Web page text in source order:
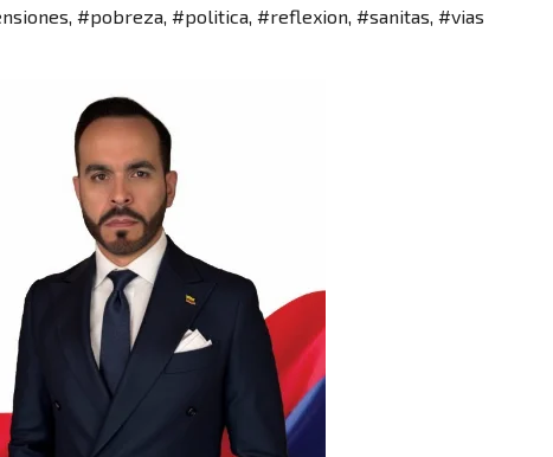
#pobreza #politica #reflexion #sanitas #vias